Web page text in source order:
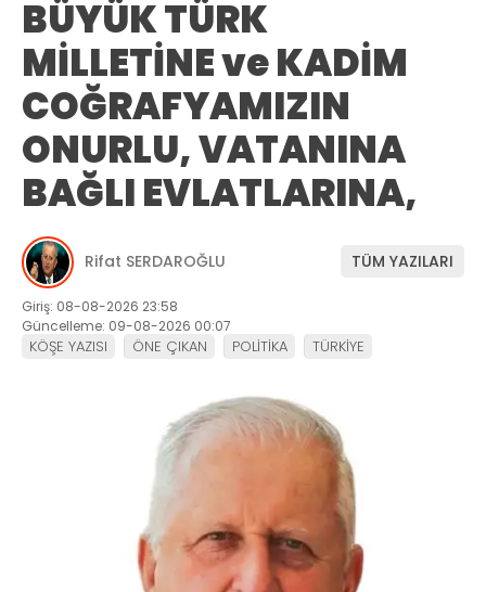
BÜYÜK TÜRK
MİLLETİNE ve KADİM
COĞRAFYAMIZIN
ONURLU, VATANINA
BAĞLI EVLATLARINA,
Rifat SERDAROĞLU TÜM YAZILARI
Giriş: 08-08-2026 23:58
Güncelleme: 09-08-2026 00:07
KÖŞE YAZISI ÖNE ÇIKAN POLİTİKA TÜRKİYE